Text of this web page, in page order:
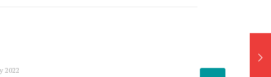
2022